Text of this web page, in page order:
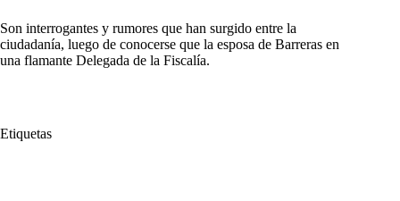
Son interrogantes y rumores que han surgido entre la
ciudadanía, luego de conocerse que la esposa de Barreras en
una flamante Delegada de la Fiscalía.
Etiquetas